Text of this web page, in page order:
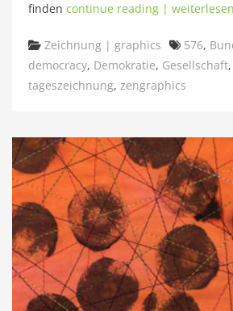
finden continue reading | weiterlesen
Categories
Zeichnung | graphics Tags
576,
democracy, Demokratie, Gesellschaft,
tageszeichnung, zengraphics